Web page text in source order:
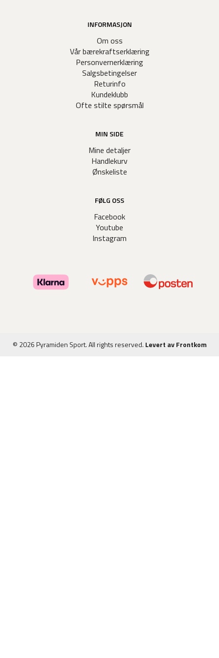
INFORMASJON
Om oss
Vår bærekraftserklæring
Personvernerklæring
Salgsbetingelser
Returinfo
Kundeklubb
Ofte stilte spørsmål
MIN SIDE
Mine detaljer
Handlekurv
Ønskeliste
FØLG OSS
Facebook
Youtube
Instagram
© 2026 Pyramiden Sport. All rights reserved. Levert av Frontkom